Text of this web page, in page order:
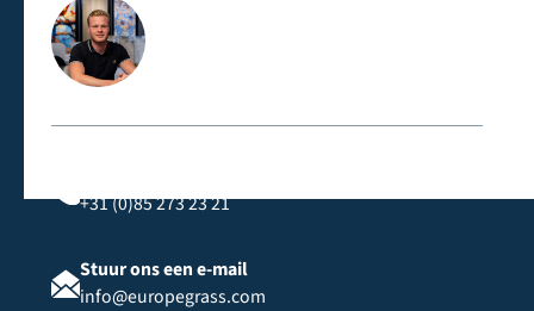
Neem rechtstreeks contact met ons op
+31 (0)85 273 23 21
Stuur ons een e-mail
info@europegrass.com